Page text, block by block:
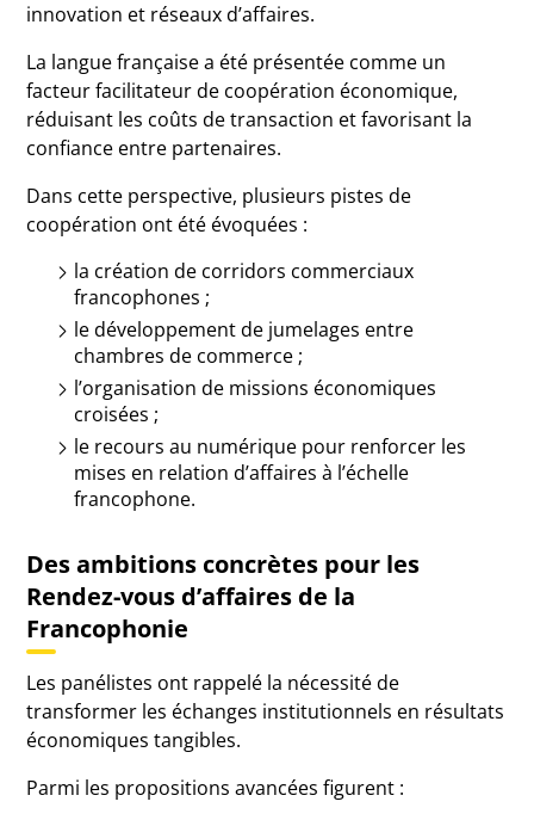
innovation et réseaux d’affaires.
La langue française a été présentée comme un
facteur facilitateur de coopération économique,
réduisant les coûts de transaction et favorisant la
confiance entre partenaires.
Dans cette perspective, plusieurs pistes de
coopération ont été évoquées :
la création de corridors commerciaux
francophones ;
le développement de jumelages entre
chambres de commerce ;
l’organisation de missions économiques
croisées ;
le recours au numérique pour renforcer les
mises en relation d’affaires à l’échelle
francophone.
Des ambitions concrètes pour les
Rendez-vous d’affaires de la
Francophonie
Les panélistes ont rappelé la nécessité de
transformer les échanges institutionnels en résultats
économiques tangibles.
Parmi les propositions avancées figurent :